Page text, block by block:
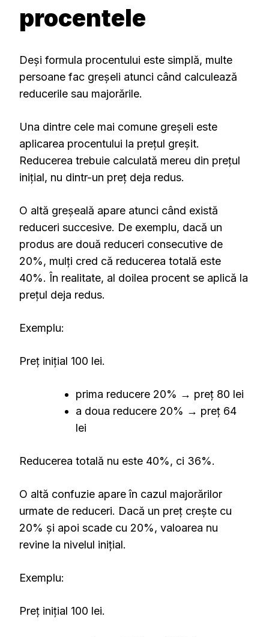
procentele
Deși formula procentului este simplă, multe
persoane fac greșeli atunci când calculează
reducerile sau majorările.
Una dintre cele mai comune greșeli este
aplicarea procentului la prețul greșit.
Reducerea trebuie calculată mereu din prețul
inițial, nu dintr-un preț deja redus.
O altă greșeală apare atunci când există
reduceri succesive. De exemplu, dacă un
produs are două reduceri consecutive de
20%, mulți cred că reducerea totală este
40%. În realitate, al doilea procent se aplică la
prețul deja redus.
Exemplu:
Preț inițial 100 lei.
prima reducere 20% → preț 80 lei
a doua reducere 20% → preț 64
lei
Reducerea totală nu este 40%, ci 36%.
O altă confuzie apare în cazul majorărilor
urmate de reduceri. Dacă un preț crește cu
20% și apoi scade cu 20%, valoarea nu
revine la nivelul inițial.
Exemplu:
Preț inițial 100 lei.